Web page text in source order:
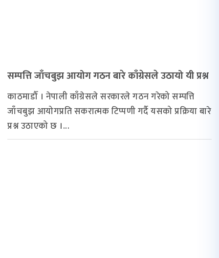
सम्पत्ति जाँचबुझ आयोग गठन बारे काँग्रेसले उठायो यी प्रश्न
काठमाडौँ । नेपाली काँग्रेसले सरकारले गठन गरेको सम्पत्ति
जाँचबुझ आयोगप्रति सकरात्मक टिप्पणी गर्दै यसको प्रक्रिया बारे
प्रश्न उठाएको छ ।...